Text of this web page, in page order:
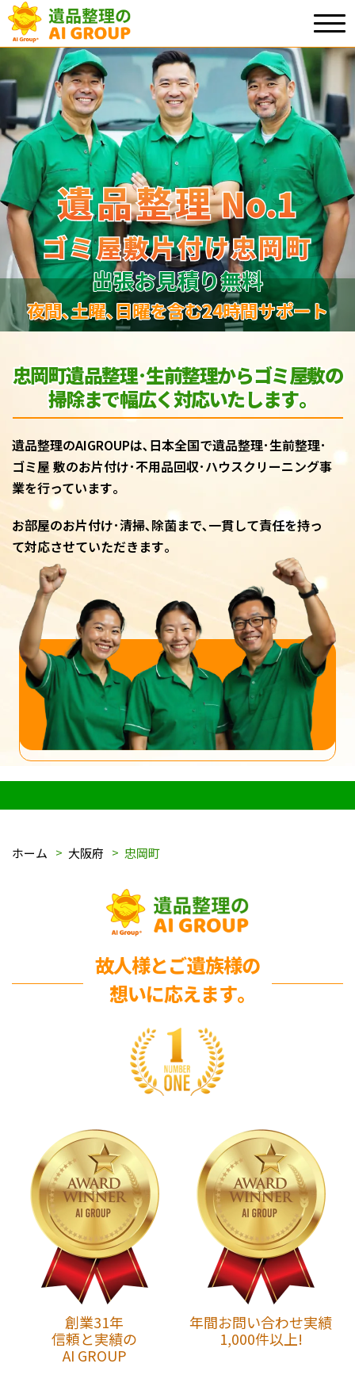
遺品整理No.1
ゴミ屋敷片付け忠岡町
遺品整理No.1
ゴミ屋敷片付け忠岡町
出張お見積り無料
夜間､土曜､日曜を含む24時間サポート
忠岡町遺品整理･生前整理からゴミ屋敷の
掃除まで幅広く対応いたします｡
遺品整理のAIGROUPは､日本全国で遺品整理･生前整理･
ゴミ屋 敷のお片付け･不用品回収･ハウスクリーニング事
業を行っています｡
お部屋のお片付け･清掃､除菌まで､一貫して責任を持っ
て対応させていただきます｡
ホーム 大阪府 忠岡町
故人様とご遺族様の
想いに応えます｡
創業31年
信頼と実績の
AI GROUP
年間お問い合わせ実績
1,000件以上!